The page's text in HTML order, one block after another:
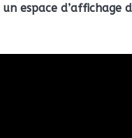
un espace d’affichage